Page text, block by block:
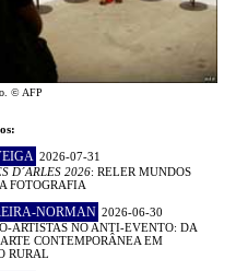
© AFP
2026-07-31
D´ARLES 2026: RELER MUNDOS
FOTOGRAFIA
NORMAN 2026-06-30
ARTISTAS NO ANTI-EVENTO: DA
CONTEMPORÂNEA EM
RURAL